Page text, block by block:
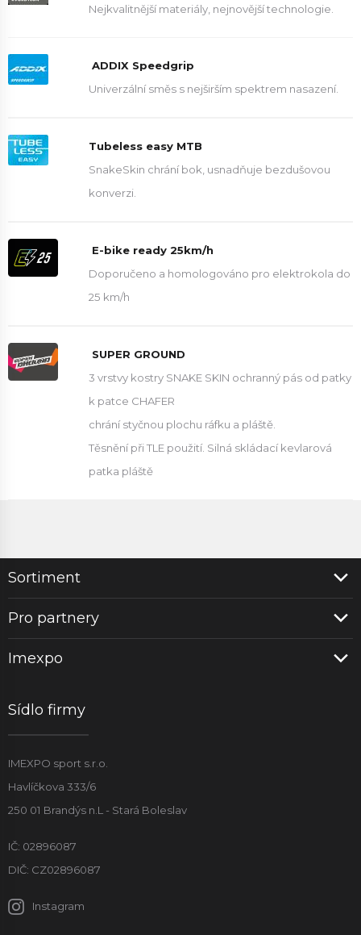
Nejkvalitnější materiály, nejnovější technologie.
ADDIX Speedgrip
Univerzální směs s nejširším spektrem nasazení.
Tubeless easy MTB
SnakeSkin chrání bok, usnadňuje bezdušovou
konverzi.
E-bike ready 25km/h
Doporučeno a homologováno pro elektrokola do
25 km/h
SUPER GROUND
3 vrstvy kostry SNAKE SKIN ochranný pás od patky
k patce CHAFER
chrání styčnou plochu ráfku a pláště.
Těsnění při TLE použití. Silná skládací kevlarová
patka pláště
Sortiment
Pro partnery
Imexpo
Sídlo firmy
IMEXPO sport s.r.o.
Havlíčkova 333/6
250 01 Brandýs n.L - Stará Boleslav
IČ: 02896087
DIČ: CZ02896087
Instagram